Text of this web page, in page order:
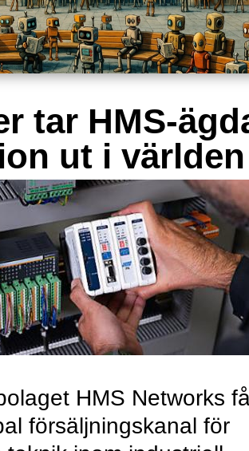
tar HMS-
ut i världen
HMS Networks
försäljningskanal för